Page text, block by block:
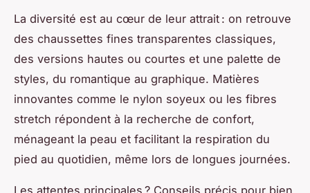
La diversité est au cœur de leur attrait : on retrouve
des chaussettes fines transparentes classiques,
des versions hautes ou courtes et une palette de
styles, du romantique au graphique. Matières
innovantes comme le nylon soyeux ou les fibres
stretch répondent à la recherche de confort,
ménageant la peau et facilitant la respiration du
pied au quotidien, même lors de longues journées.
Les attentes principales ? Conseils précis pour bien